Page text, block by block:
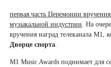
первая часть Церемонии
музыкальной индустрии. На
вручения наград телеканала М1,
Дворце спорта.
M1 Music Awards поднимает для